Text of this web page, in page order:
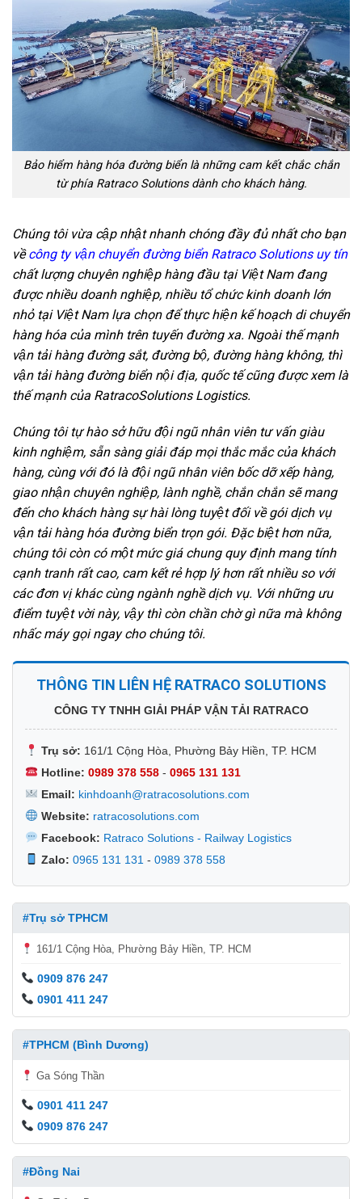
Bảo hiểm hàng hóa đường biển là những cam kết chắc chắn
từ phía Ratraco Solutions dành cho khách hàng.
Chúng tôi vừa cập nhật nhanh chóng đầy đủ nhất cho bạn
vềcông ty vận chuyển đường biển Ratraco Solutions uy tín
chất lượng chuyên nghiệp hàng đầu tại Việt Nam đang
được nhiều doanh nghiệp, nhiều tổ chức kinh doanh lớn
nhỏ tại Việt Nam lựa chọn để thực hiện kế hoạch di chuyển
hàng hóa của mình trên tuyến đường xa. Ngoài thế mạnh
vận tải hàng đường sắt, đường bộ, đường hàng không, thì
vận tải hàng đường biển nội địa, quốc tế cũng được xem là
thế mạnh của RatracoSolutions Logistics.
Chúng tôi tự hào sở hữu đội ngũ nhân viên tư vấn giàu
kinh nghiệm, sẵn sàng giải đáp mọi thắc mắc của khách
hàng, cùng với đó là đội ngũ nhân viên bốc dỡ xếp hàng,
giao nhận chuyên nghiệp, lành nghề, chắn chắn sẽ mang
đến cho khách hàng sự hài lòng tuyệt đối về gói dịch vụ
vận tải hàng hóa đường biển trọn gói. Đặc biệt hơn nữa,
chúng tôi còn có một mức giá chung quy định mang tính
cạnh tranh rất cao, cam kết rẻ hợp lý hơn rất nhiều so với
các đơn vị khác cùng ngành nghề dịch vụ. Với những ưu
điểm tuyệt vời này, vậy thì còn chần chờ gì nữa mà không
nhấc máy gọi ngay cho chúng tôi.
THÔNG TIN LIÊN HỆ RATRACO SOLUTIONS
CÔNG TY TNHH GIẢI PHÁP VẬN TẢI RATRACO
Trụ sở: 161/1 Cộng Hòa, Phường Bảy Hiền, TP. HCM
Hotline: 0989 378 558- 0965 131 131
Email: kinhdoanh@ratracosolutions.com
Website: ratracosolutions.com
Facebook: Ratraco Solutions - Railway Logistics
Zalo: 0965 131 131 - 0989 378 558
#Trụ sở TPHCM
161/1 Cộng Hòa, Phường Bảy Hiền, TP. HCM
0909 876 247
0901 411 247
#TPHCM (Bình Dương)
Ga Sóng Thần
0901 411 247
0909 876 247
#Đồng Nai